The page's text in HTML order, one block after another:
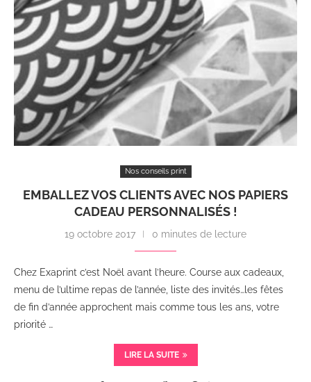
Nos conseils print
EMBALLEZ VOS CLIENTS AVEC NOS PAPIERS
CADEAU PERSONNALISÉS !
19 octobre 2017 0 minutes de lecture
Chez Exaprint c’est Noël avant l’heure. Course aux cadeaux,
menu de l’ultime repas de l’année, liste des invités…les fêtes
de fin d’année approchent mais comme tous les ans, votre
priorité …
LIRE LA SUITE